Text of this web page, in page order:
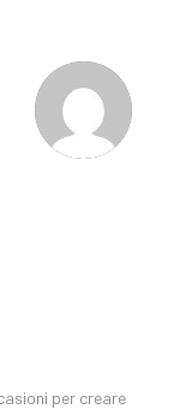
per creare